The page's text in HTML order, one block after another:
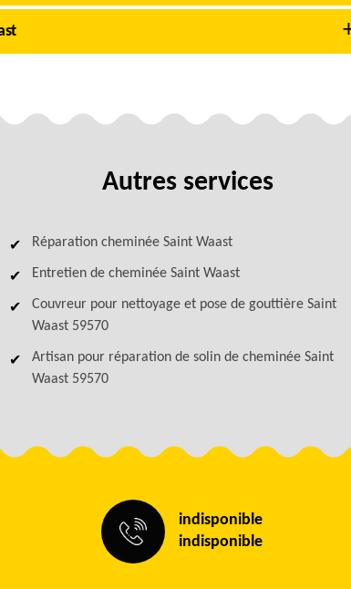
Autres services
Réparation cheminée Saint Waast
Entretien de cheminée Saint Waast
Couvreur pour nettoyage et pose de gouttière Saint
Waast 59570
Artisan pour réparation de solin de cheminée Saint
Waast 59570
indisponible
indisponible